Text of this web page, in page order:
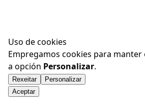
Uso de cookies
Empregamos cookies para
a opción Personalizar.
Rexeitar
Personalizar
Aceptar